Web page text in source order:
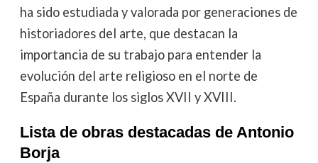
ha sido estudiada y valorada por generaciones de
historiadores del arte, que destacan la
importancia de su trabajo para entender la
evolución del arte religioso en el norte de
España durante los siglos XVII y XVIII.
Lista de obras destacadas de Antonio
Borja